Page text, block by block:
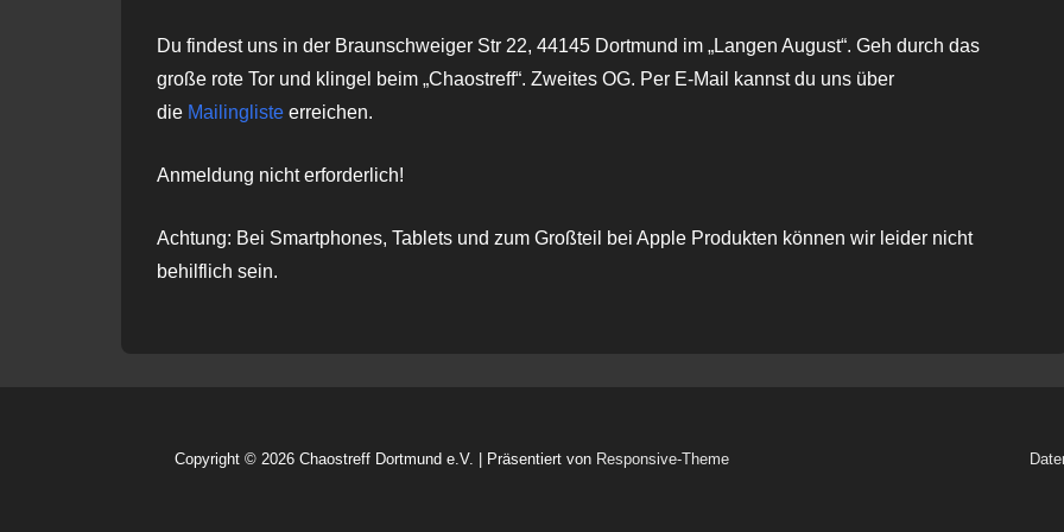
Du findest uns in der Braunschweiger Str 22, 44145 Dortmund im „Langen August“. Geh durch das
große rote Tor und klingel beim „Chaostreff“. Zweites OG. Per E-Mail kannst du uns über
die Mailingliste erreichen.
Anmeldung nicht erforderlich!
Achtung: Bei Smartphones, Tablets und zum Großteil bei Apple Produkten können wir leider nicht
behilflich sein.
Copyright © 2026 Chaostreff Dortmund e.V. | Präsentiert von Responsive-Theme